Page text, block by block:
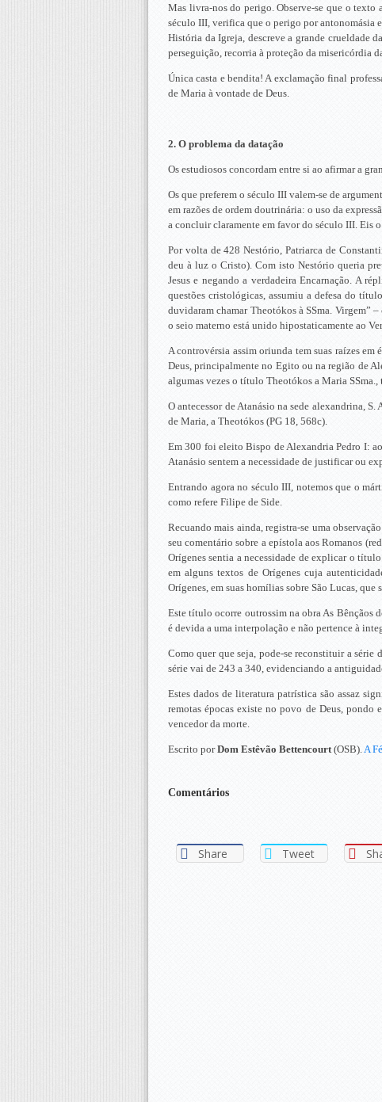
Mas livra-nos do perigo. Observe-se que o texto
século III, verifica que o perigo por antonomásia
História da Igreja, descreve a grande crueldade
perseguição, recorria à proteção da misericórdia
Única casta e bendita! A exclamação final
de Maria à vontade de Deus.
2. O problema da datação
Os estudiosos concordam entre si ao afirmar a
Os que preferem o século III valem-se de
em razões de ordem doutrinária: o uso da
a concluir claramente em favor do século III. Eis
Por volta de 428 Nestório, Patriarca de
deu à luz o Cristo). Com isto Nestório queria
Jesus e negando a verdadeira Encarnação. A
questões cristológicas, assumiu a defesa do
duvidaram chamar Theotókos à SSma. Virgem”
o seio materno está unido hipostaticamente ao
A controvérsia assim oriunda tem suas raízes
Deus, principalmente no Egito ou na região de
algumas vezes o título Theotókos a Maria SSma.,
O antecessor de Atanásio na sede alexandrina,
de Maria, a Theotókos (PG 18, 568c).
Em 300 foi eleito Bispo de Alexandria Pedro I:
Atanásio sentem a necessidade de justificar ou
Entrando agora no século III, notemos que o
como refere Filipe de Side.
Recuando mais ainda, registra-se uma
seu comentário sobre a epístola aos Romanos
Orígenes sentia a necessidade de explicar o
em alguns textos de Orígenes cuja
Orígenes, em suas homílias sobre São Lucas,
Este título ocorre outrossim na obra As Bênçãos
é devida a uma interpolação e não pertence à
Como quer que seja, pode-se reconstituir a
série vai de 243 a 340, evidenciando a
Estes dados de literatura patrística são assaz
remotas épocas existe no povo de Deus,
vencedor da morte.
Escrito porDom Estêvão Bettencourt (OSB). A
Comentários
Share Tweet